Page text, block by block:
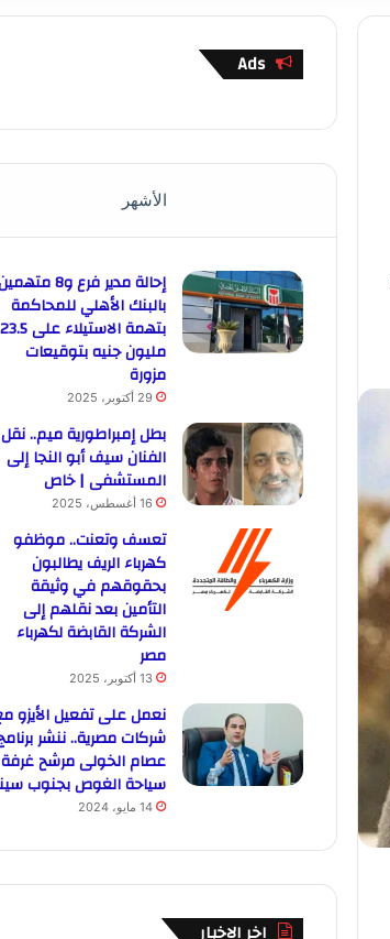
Ads
الأشهر
إحالة مدير فرع و8
بالبنك الأهلي للمحاكمة
بتهمة الاستيلاء على 23.5
مليون جنيه بتوقيعات
مزورة
29 أكتوبر، 2025
بطل إمبراطورية ميم.. نقل
الفنان سيف أبو النجا إلى
المستشفى | خاص
16 أغسطس، 2025
تعسف وتعنت.. موظفو
كهرباء الريف يطالبون
بحقوقهم في وثيقة
التأمين بعد نقلهم إلى
الشركة القابضة لكهرباء
مصر
13 أكتوبر، 2025
نعمل على تفعيل الأيزو
شركات مصرية.. ننشر
عصام الخولى مرشح غرفة
سياحة الغوص بجنوب
14 مايو، 2024
اخر الاخبار